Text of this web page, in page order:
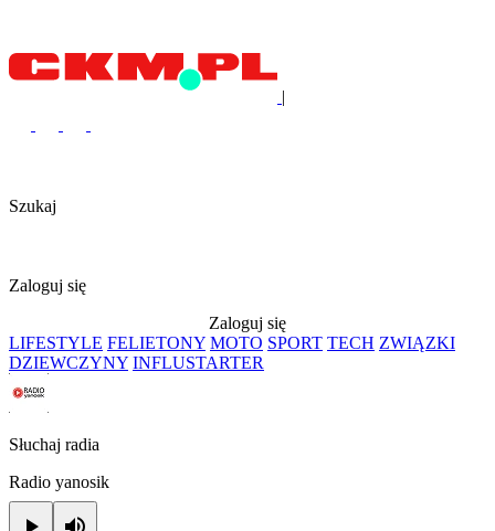
|
Szukaj
Zaloguj się
Zaloguj się
LIFESTYLE FELIETONY MOTO SPORT TECH ZWIĄZKI
DZIEWCZYNY INFLUSTARTER
Słuchaj radia
Radio yanosik
Play